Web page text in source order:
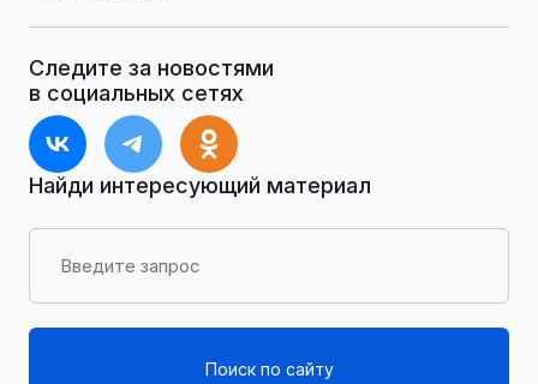
Следите за новостями
в социальных сетях
Найди интересующий материал
Поиск по сайту